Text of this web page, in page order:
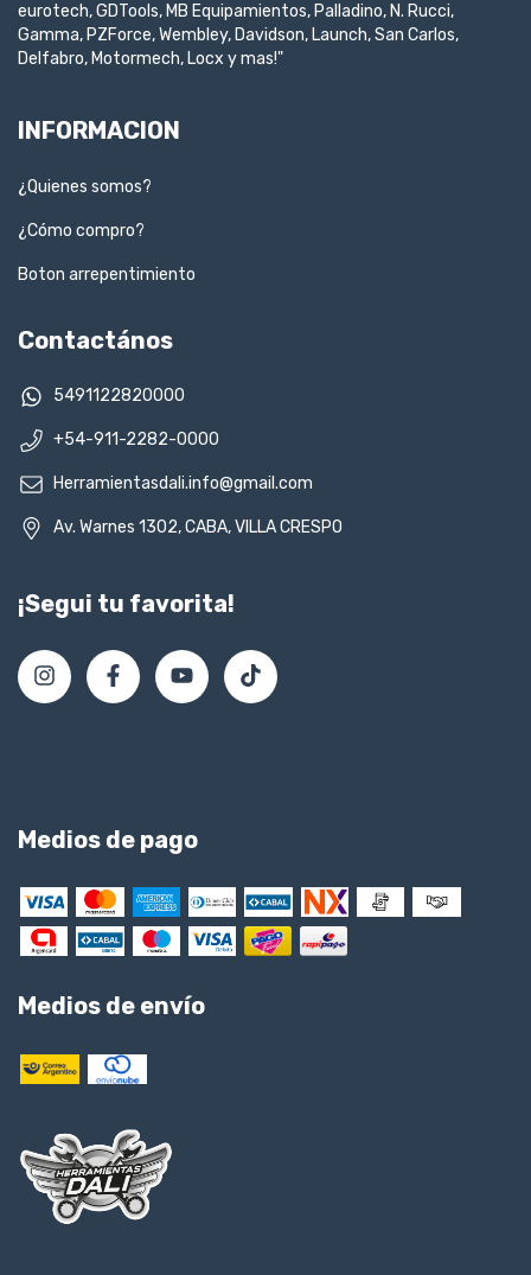
eurotech, GDTools, MB Equipamientos, Palladino, N. Rucci,
Gamma, PZForce, Wembley, Davidson, Launch, San Carlos,
Delfabro, Motormech, Locx y mas!"
INFORMACION
¿Quienes somos?
¿Cómo compro?
Boton arrepentimiento
Contactános
5491122820000
+54-911-2282-0000
Herramientasdali.info@gmail.com
Av. Warnes 1302, CABA, VILLA CRESPO
¡Segui tu favorita!
Medios de pago
Medios de envío